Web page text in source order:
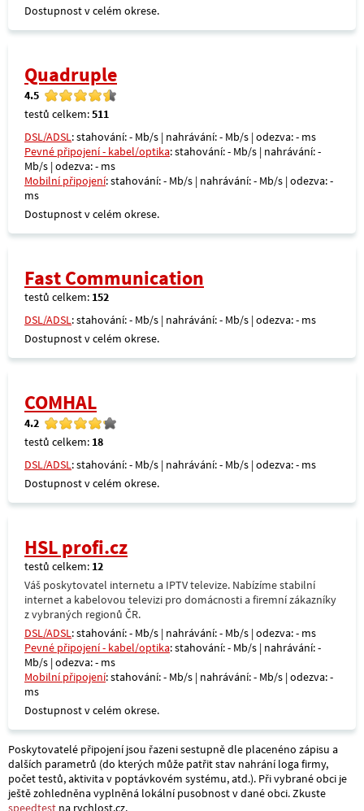
Dostupnost v celém okrese.
Quadruple
4.5
testů celkem:511
DSL/ADSL: stahování: - Mb/s | nahrávání: - Mb/s | odezva: - ms
Pevné připojení - kabel/optika: stahování: - Mb/s | nahrávání: -
Mb/s | odezva: - ms
Mobilní připojení: stahování: - Mb/s | nahrávání: - Mb/s | odezva: -
ms
Dostupnost v celém okrese.
Fast Communication
testů celkem: 152
DSL/ADSL: stahování: - Mb/s | nahrávání: - Mb/s | odezva: - ms
Dostupnost v celém okrese.
COMHAL
4.2
testů celkem: 18
DSL/ADSL: stahování: - Mb/s | nahrávání: - Mb/s | odezva: - ms
Dostupnost v celém okrese.
HSL profi.cz
testů celkem: 12
Váš poskytovatel internetu a IPTV televize. Nabízíme stabilní
internet a kabelovou televizi pro domácnosti a firemní zákazníky
z vybraných regionů ČR.
DSL/ADSL: stahování: - Mb/s | nahrávání: - Mb/s | odezva: - ms
Pevné připojení - kabel/optika: stahování: - Mb/s | nahrávání: -
Mb/s | odezva: - ms
Mobilní připojení: stahování: - Mb/s | nahrávání: - Mb/s | odezva: -
ms
Dostupnost v celém okrese.
Poskytovatelé připojení jsou řazeni sestupně dle placenéno zápisu a
dalších parametrů (do kterých může patřit stav nahrání loga firmy,
počet testů, aktivita v poptávkovém systému, atd.). Při vybrané obci je
ještě zohledněna vyplněná lokální pusobnost v dané obci. Zkuste
speedtest na rychlost.cz.